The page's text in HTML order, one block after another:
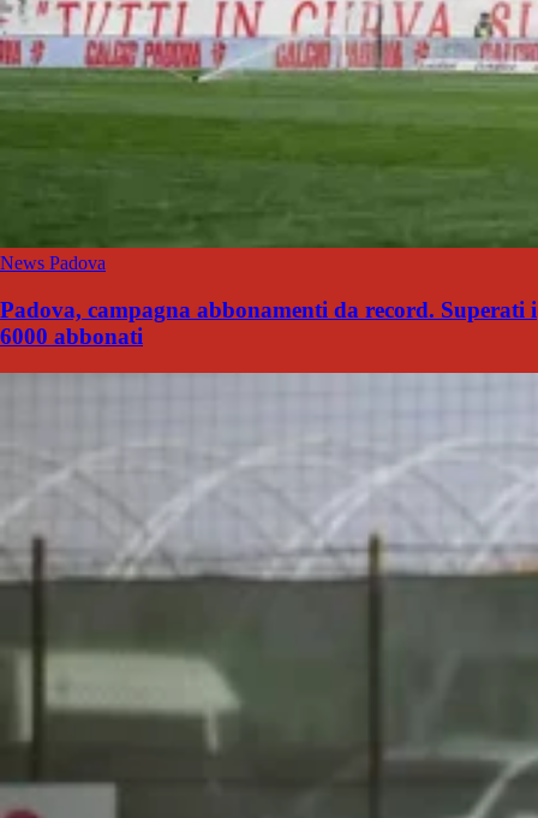
News Padova
Padova, campagna abbonamenti da record. Superati i
6000 abbonati